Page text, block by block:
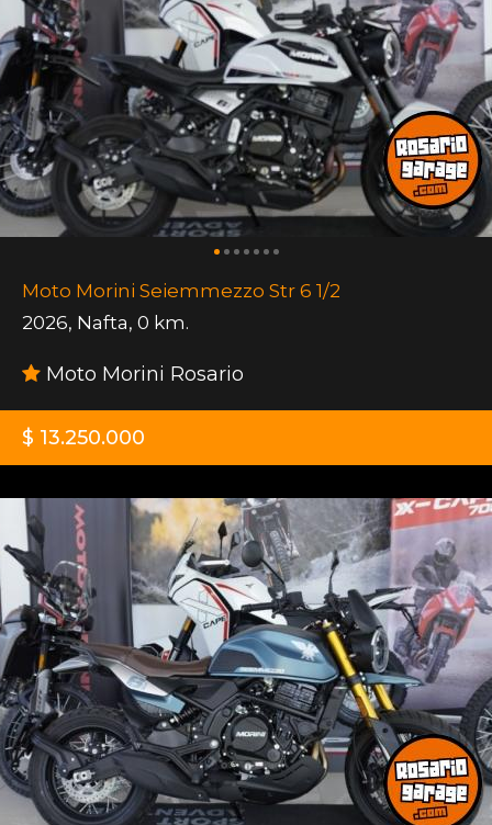
Moto Morini Seiemmezzo Str 6 1/2
2026, Nafta, 0 km.
Moto Morini Rosario
$ 13.250.000